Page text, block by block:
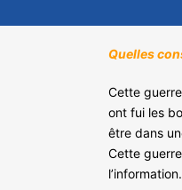
Quelles
Cette
ont fui les
être dans
Cette
l’information.